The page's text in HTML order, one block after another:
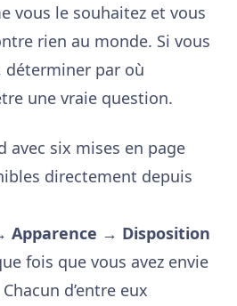
vous le souhaitez et vous
rien au monde. Si vous
déterminer par où
une vraie question.
avec six mises en page
directement depuis
Apparence → Disposition
fois que vous avez envie
d’entre eux